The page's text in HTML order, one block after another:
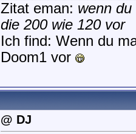
Zitat eman: wenn
die 200 wie 120 vor
Ich find: Wenn du
Doom1 vor
@ DJ